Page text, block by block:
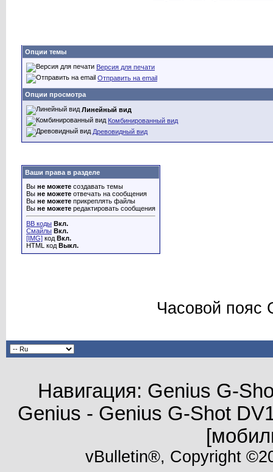
Опции темы
Версия для печати
Отправить на email
Опции просмотра
Линейный вид
Комбинированный вид
Древовидный вид
Ваши права в разделе
Вы не можете создавать темы
Вы не можете отвечать на сообщения
Вы не можете прикреплять файлы
Вы не можете редактировать сообщения
BB коды Вкл.
Смайлы Вкл.
[IMG] код Вкл.
HTML код Выкл.
Часовой пояс
Навигация: Genius G-
Genius - Genius G-Shot
vBulletin®, Copyright